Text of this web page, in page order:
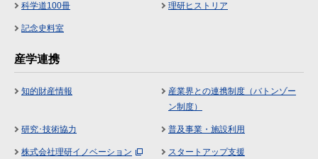
科学道100冊 理研ヒストリア
記念史料室
産学連携
知的財産情報
産業界との連携制度（バトンゾー
ン制度）
研究･技術協力 普及事業・施設利用
株式会社理研イノベーション スタートアップ支援